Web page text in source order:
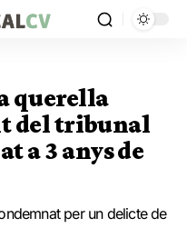
querella
del tribunal
a 3 anys de
per un delicte de